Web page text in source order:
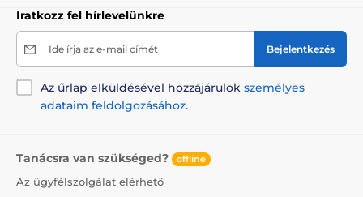
Iratkozz fel hírlevelünkre
Ide írja az e-mail címét Bejelentkezés
Az űrlap elküldésével hozzájárulok személyes
adataim feldolgozásához.
Tanácsra van szükséged? offline
Az ügyfélszolgálat elérhető